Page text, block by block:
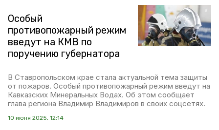
Особый
противопожарный режим
введут на КМВ по
поручению губернатора
В Ставропольском крае стала актуальной тема защиты
от пожаров. Особый противопожарный режим введут на
Кавказских Минеральных Водах. Об этом сообщает
глава региона Владимир Владимиров в своих соцсетях.
10 июня 2025, 12:14